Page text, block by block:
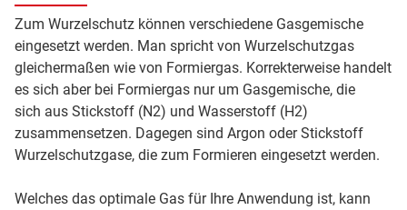
Zum Wurzelschutz können verschiedene Gasgemische
eingesetzt werden. Man spricht von Wurzelschutzgas
gleichermaßen wie von Formiergas. Korrekterweise handelt
es sich aber bei Formiergas nur um Gasgemische, die
sich aus Stickstoff (N2) und Wasserstoff (H2)
zusammensetzen. Dagegen sind Argon oder Stickstoff
Wurzelschutzgase, die zum Formieren eingesetzt werden.
Welches das optimale Gas für Ihre Anwendung ist, kann